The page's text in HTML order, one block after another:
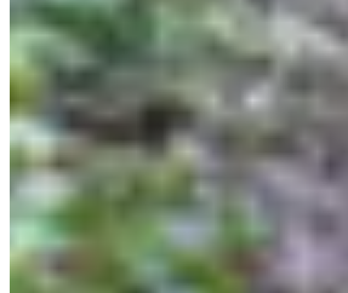
La Légende de la Thure 30 Date à confirmer
Plus d'info
Plus d'info
La Thure Endurance 42 Date à confirmer
Plus d'info
Plus d'info
La Thure Aventure 16 Date à confirmer
Plus d'info
Plus d'info
La Thure Express 12.5Date à confirmer
Plus d'info
Plus d'info
Randonnée 8 ou 12 kmDate à confirmer